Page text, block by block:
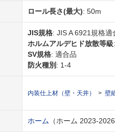
ロール長さ(最大): 50m
JIS規格: JIS A 6921規格適
ホルムアルデヒド放散等級
SV規格: 適合品
防火種別 : 1-4
内装仕上材（壁・天井） 壁
ホーム （ホーム 2023-